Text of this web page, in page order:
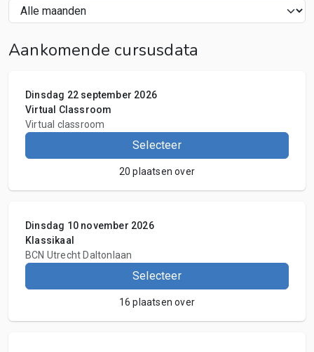
Aankomende cursusdata
Dinsdag 22 september 2026
Virtual Classroom
Virtual classroom
Selecteer
20 plaatsen over
Dinsdag 10 november 2026
Klassikaal
BCN Utrecht Daltonlaan
Selecteer
16 plaatsen over